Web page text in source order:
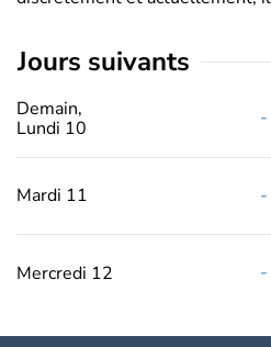
jours suivants
Demain,
Lundi 10
-
Mardi 11 -
Mercredi 12 -